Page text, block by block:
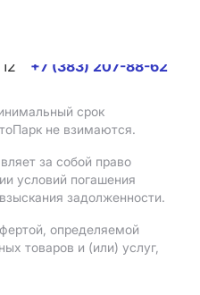
+7 (383) 207-88-62
срок
не взимаются.
за собой право
условий погашения
задолженности.
определяемой
товаров и (или) услуг,